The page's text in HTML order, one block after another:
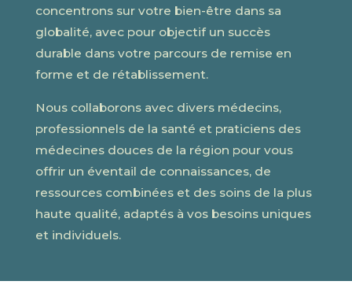
concentrons sur votre bien-être dans sa
globalité, avec pour objectif un succès
durable dans votre parcours de remise en
forme et de rétablissement.
Nous collaborons avec divers médecins,
professionnels de la santé et praticiens des
médecines douces de la région pour vous
offrir un éventail de connaissances, de
ressources combinées et des soins de la plus
haute qualité, adaptés à vos besoins uniques
et individuels.